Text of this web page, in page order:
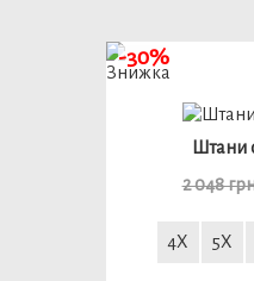
Штани
2 048
4X 5X
-30%